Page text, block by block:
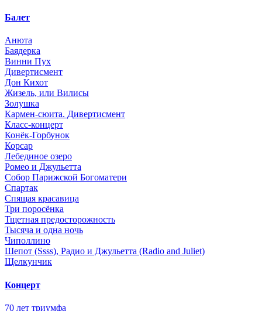
Балет
Анюта
Баядерка
Винни Пух
Дивертисмент
Дон Кихот
Жизель, или Вилисы
Золушка
Кармен-сюита. Дивертисмент
Класс-концерт
Конёк-Горбунок
Корсар
Лебединое озеро
Ромео и Джульетта
Собор Парижской Богоматери
Спартак
Спящая красавица
Три поросёнка
Тщетная предосторожность
Тысяча и одна ночь
Чиполлино
Шепот (Ssss), Радио и Джульетта (Radio and Juliet)
Щелкунчик
Концерт
70 лет триумфа